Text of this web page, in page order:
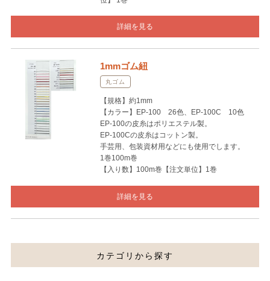
カテゴリから探す
詳細を見る
1mmゴム紐
丸ゴム
【規格】約1mm
【カラー】EP-100 26色、EP-100C 10色
EP-100の皮糸はポリエステル製。
EP-100Cの皮糸はコットン製。
手芸用、包装資材用などにも使用でします。
1巻100m巻
【入り数】100m巻【注文単位】1巻
詳細を見る